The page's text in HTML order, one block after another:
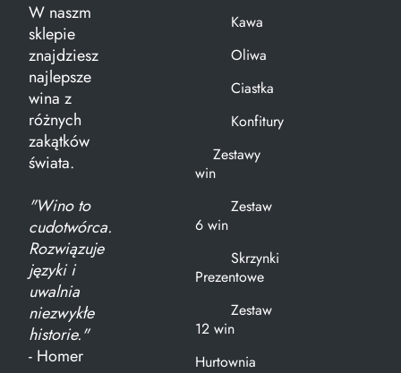
W naszm
sklepie
znajdziesz
najlepsze
wina z
różnych
zakątków
świata.
"Wino to
cudotwórca.
Rozwiązuje
języki i
uwalnia
niezwykłe
historie."
- Homer
Kawa
Oliwa
Ciastka
Konfitury
Zestawy
win
Zestaw
6 win
Skrzynki
Prezentowe
Zestaw
12 win
Hurtownia